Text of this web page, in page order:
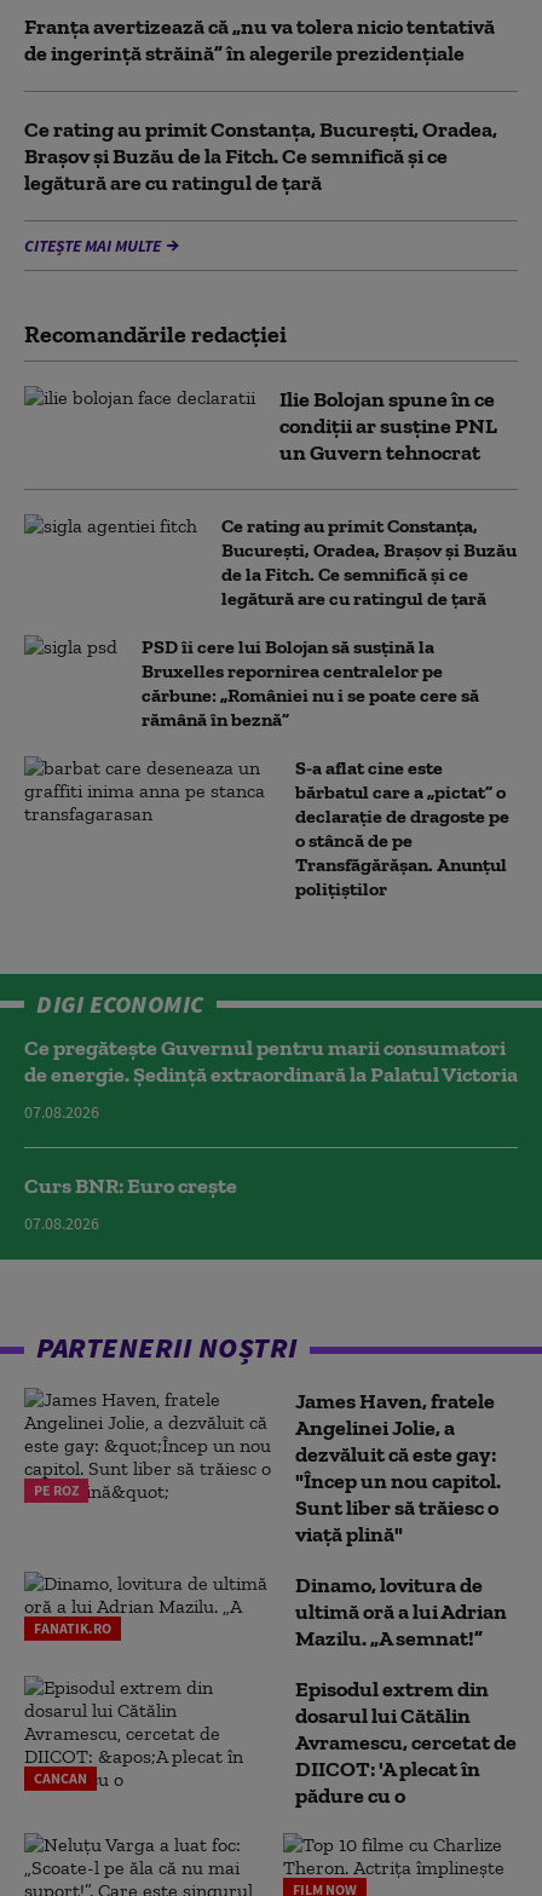
Franţa avertizează că „nu va tolera nicio tentativă
de ingerinţă străină” în alegerile prezidenţiale
Ce rating au primit Constanța, București, Oradea,
Brașov și Buzău de la Fitch. Ce semnifică și ce
legătură are cu ratingul de țară
CITEȘTE MAI MULTE
Recomandările redacţiei
Ilie Bolojan spune în ce
condiții ar susține PNL
un Guvern tehnocrat
Ce rating au primit Constanța,
București, Oradea, Brașov și Buzău
de la Fitch. Ce semnifică și ce
legătură are cu ratingul de țară
PSD îi cere lui Bolojan să susțină la
Bruxelles repornirea centralelor pe
cărbune: „României nu i se poate cere să
rămână în beznă”
S-a aflat cine este
bărbatul care a „pictat” o
declarație de dragoste pe
o stâncă de pe
Transfăgărășan. Anunțul
polițiștilor
DIGI ECONOMIC
Ce pregătește Guvernul pentru marii consumatori
de energie. Ședință extraordinară la Palatul Victoria
07.08.2026
Curs BNR: Euro crește
07.08.2026
PARTENERII NOȘTRI
PE ROZ
James Haven, fratele
Angelinei Jolie, a
dezvăluit că este gay:
"Încep un nou capitol.
Sunt liber să trăiesc o
viață plină"
FANATIK.RO
Dinamo, lovitura de
ultimă oră a lui Adrian
Mazilu. „A semnat!”
CANCAN
Episodul extrem din
dosarul lui Cătălin
Avramescu, cercetat de
DIICOT: 'A plecat în
pădure cu o
FILM NOW